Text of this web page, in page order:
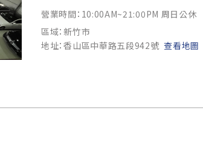
營業時間：10:00AM~21:00PM 周日公休
區域：新竹市
地址：香山區中華路五段942號 查看地圖